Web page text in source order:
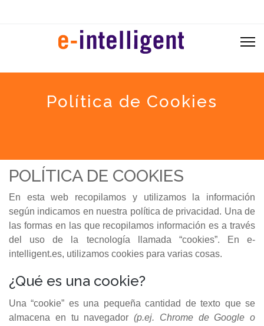
Política de Cookies
POLÍTICA DE COOKIES
En esta web recopilamos y utilizamos la información
según indicamos en nuestra política de privacidad. Una de
las formas en las que recopilamos información es a través
del uso de la tecnología llamada “cookies”. En e-
intelligent.es, utilizamos cookies para varias cosas.
¿Qué es una cookie?
Una “cookie” es una pequeña cantidad de texto que se
almacena en tu navegador (p.ej. Chrome de Google o